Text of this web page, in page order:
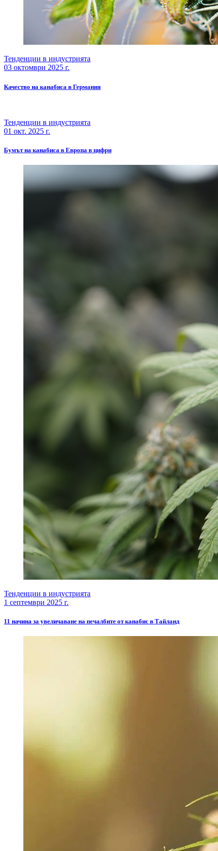
Тенденции в индустрията
03 октомври 2025 г.
Качество на канабиса в Германия
Тенденции в индустрията
01 окт. 2025 г.
Бумът на канабиса в Европа в цифри
Тенденции в индустрията
1 септември 2025 г.
11 начина за увеличаване на печалбите от канабис в Тайланд